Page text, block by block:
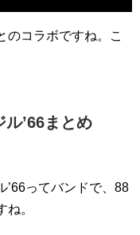
のコラボですね。こ
’66まとめ
’66ってバンドで、88
。